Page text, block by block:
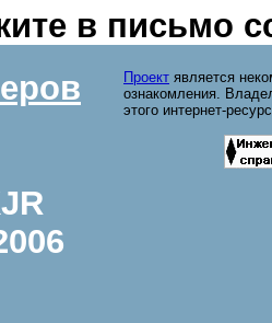
в письмо
Проект является
ознакомления.
этого интернет-